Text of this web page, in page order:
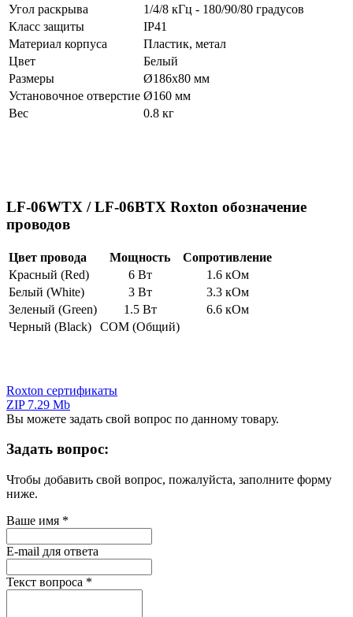
Угол раскрыва
1/4/8 кГц - 180/90/80 градусов
Класс защиты
IP41
Материал корпуса
Пластик, метал
Цвет
Белый
Размеры
Ø186х80 мм
Установочное отверстие Ø160 мм
Вес
0.8 кг
LF-06WTX / LF-06BTX Roxton обозначение
проводов
Цвет провода Мощность
Сопротивление
Красный (Red)
6 Вт
1.6 кОм
Белый (White)
3 Вт
3.3 кОм
Зеленый (Green)
1.5 Вт
6.6 кОм
Черный (Black)
COM (Общий)
Roxton сертификаты
ZIP 7.29 Mb
Вы можете задать свой вопрос по данному товару.
Задать вопрос:
Чтобы добавить свой вопрос, пожалуйста, заполните форму
ниже.
Ваше имя *
E-mail для ответа
Текст вопроса *